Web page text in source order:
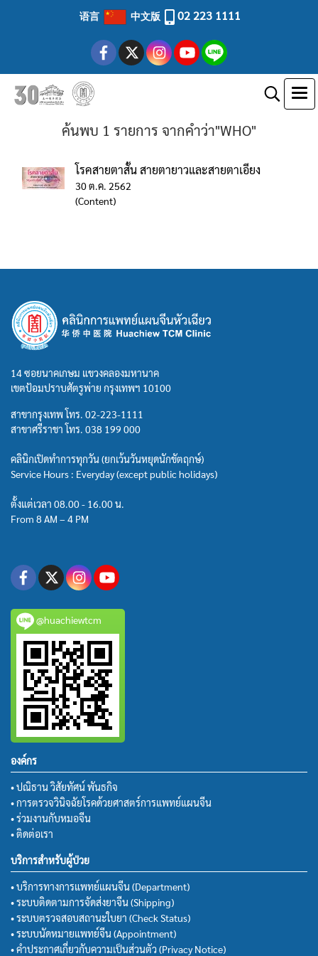
语言 中文版 02 223 1111
ค้นพบ 1 รายการ จากคำว่า"WHO"
โรคสายตาสั้น สายตายาวและสายตาเอียง
30 ต.ค. 2562
(Content)
14 ซอยนาคเกษม แขวงคลองมหานาค
เขตป้อมปราบศัตรูพ่าย กรุงเทพฯ 10100
สาขากรุงเทพ โทร. 02-223-1111
สาขาศรีราชา โทร. 038 199 000
คลินิกเปิดทำการทุกวัน (ยกเว้นวันหยุดนักขัตฤกษ์)
Service Hours : Everyday (except public holidays)
ตั้งแต่เวลา 08.00 - 16.00 น.
From 8 AM – 4 PM
@huachiewtcm
องค์กร
• ปณิธาน วิสัยทัศน์ พันธกิจ
• การตรวจวินิจฉัยโรคด้วยศาสตร์การแพทย์แผนจีน
• ร่วมงานกับหมอจีน
• ติดต่อเรา
บริการสำหรับผู้ป่วย
• บริการทางการแพทย์แผนจีน (Department)
• ระบบติดตามการจัดส่งยาจีน (Shipping)
• ระบบตรวจสอบสถานะใบยา (Check Status)
• ระบบนัดหมายแพทย์จีน (Appointment)
• คำประกาศเกี่ยวกับความเป็นส่วนตัว (Privacy Notice)